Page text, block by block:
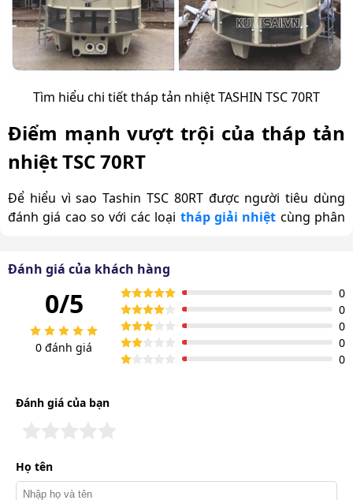
Tìm hiểu chi tiết tháp tản nhiệt TASHIN TSC 70RT
Điểm mạnh vượt trội của tháp tản
nhiệt TSC 70RT
Để hiểu vì sao Tashin TSC 80RT được người tiêu dùng
đánh giá cao so với các loại tháp giải nhiệt cùng phân
Thiết kế tròn giúp tiết kiệm diện tích, dễ lắp
Tháp giải nhiệt Tashin TSC 80RT sở hữu thiết kế gọn
gàng với cấu trúc dạng tháp tròn. Kích thước sản phẩm
khu vực lắp đặt. Loại tháp này thuận tiện trong các
Đánh giá của khách hàng
0/5
0 đánh giá
0
0
0
0
0
Đánh giá của bạn
Họ tên